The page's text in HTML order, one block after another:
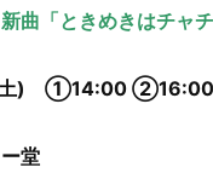
曲「ときめきはチャ
(土) ①14:00 ②16:00
堂